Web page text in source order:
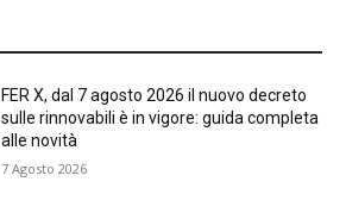
FER X, dal 7 agosto 2026 il nuovo decreto
sulle rinnovabili è in vigore: guida completa
alle novità
7 Agosto 2026